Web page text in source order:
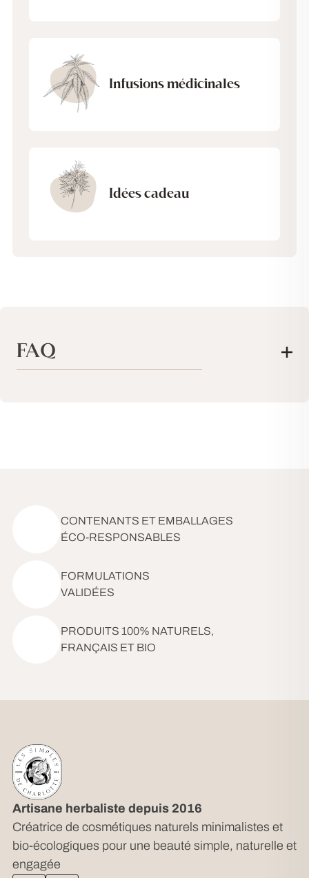
Infusions médicinales
Idées cadeau
FAQ
CONTENANTS ET EMBALLAGES
ÉCO-RESPONSABLES
FORMULATIONS
VALIDÉES
PRODUITS 100% NATURELS,
FRANÇAIS ET BIO
Artisane herbaliste depuis 2016
Créatrice de cosmétiques naturels minimalistes et
bio-écologiques pour une beauté simple, naturelle et
engagée